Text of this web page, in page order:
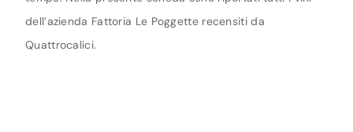
dell’azienda Fattoria Le Poggette recensiti da
Quattrocalici.